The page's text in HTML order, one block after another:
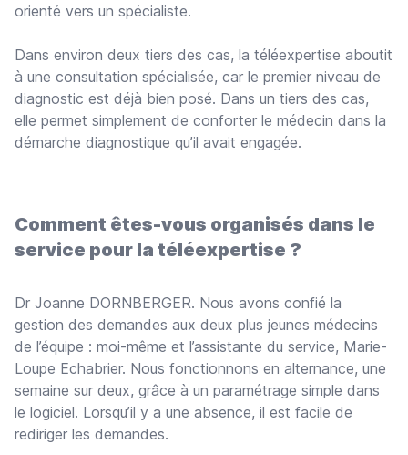
orienté vers un spécialiste.
Dans environ deux tiers des cas, la téléexpertise aboutit
à une consultation spécialisée, car le premier niveau de
diagnostic est déjà bien posé. Dans un tiers des cas,
elle permet simplement de conforter le médecin dans la
démarche diagnostique qu’il avait engagée.
Comment êtes-vous organisés dans le
service pour la téléexpertise ?
Dr Joanne DORNBERGER. Nous avons confié la
gestion des demandes aux deux plus jeunes médecins
de l’équipe : moi-même et l’assistante du service, Marie-
Loupe Echabrier. Nous fonctionnons en alternance, une
semaine sur deux, grâce à un paramétrage simple dans
le logiciel. Lorsqu’il y a une absence, il est facile de
rediriger les demandes.